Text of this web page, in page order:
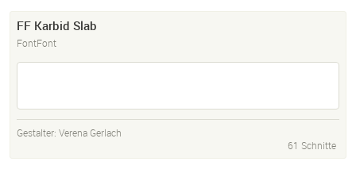
FF Karbid Slab
FontFont
Gestalter: Verena Gerlach
61 Schnitte